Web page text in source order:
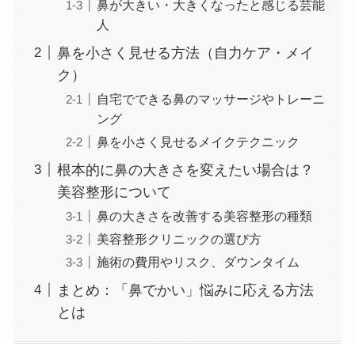
鼻が大きい・大きくなったと感じる芸能
人
鼻を小さく見せる方法（自力ケア・メイ
ク）
自宅でできる鼻のマッサージやトレーニ
ング
鼻を小さく見せるメイクテクニック
根本的に鼻の大きさを変えたい場合は？
美容整形について
鼻の大きさを改善する美容整形の種類
美容整形クリニックの選び方
施術の費用やリスク、ダウンタイム
まとめ：「鼻でかい」悩みに応える方法
とは